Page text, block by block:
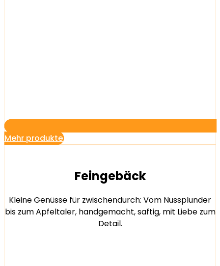
Mehr produkte
Feingebäck
Kleine Genüsse für zwischendurch: Vom Nussplunder
bis zum Apfeltaler, handgemacht, saftig, mit Liebe zum
Detail.